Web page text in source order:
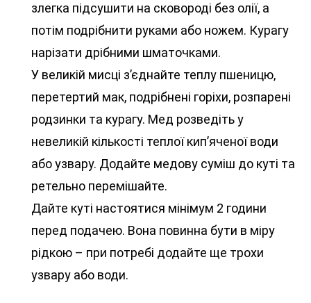
злегка підсушити на сковороді без олії, а
потім подрібнити руками або ножем. Курагу
нарізати дрібними шматочками.
У великій мисці з’єднайте теплу пшеницю,
перетертий мак, подрібнені горіхи, розпарені
родзинки та курагу. Мед розведіть у
невеликій кількості теплої кип’яченої води
або узвару. Додайте медову суміш до куті та
ретельно перемішайте.
Дайте куті настоятися мінімум 2 години
перед подачею. Вона повинна бути в міру
рідкою – при потребі додайте ще трохи
узвару або води.